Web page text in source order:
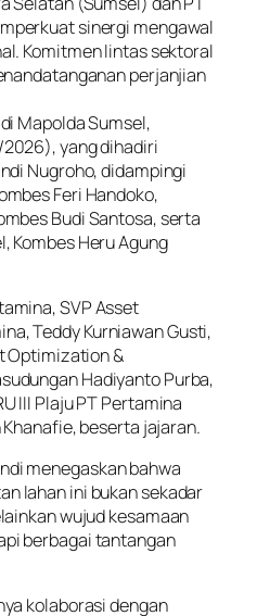
sinergi mengawal
Komitmen lintas sektoral
perjanjian
Mapolda Sumsel,
yang dihadiri
Nugroho, didampingi
Feri Handoko,
Budi Santosa, serta
Kombes Heru Agung
SVP Asset
Teddy Kurniawan Gusti,
Optimization &
Hadiyanto Purba,
III Plaju PT Pertamina
beserta jajaran.
menegaskan bahwa
lahan ini bukan sekadar
wujud kesamaan
berbagai tantangan
kolaborasi dengan